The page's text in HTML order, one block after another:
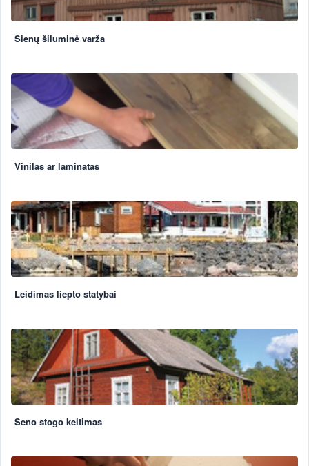
Sienų šiluminė varža
Vinilas ar laminatas
Leidimas liepto statybai
Seno stogo keitimas